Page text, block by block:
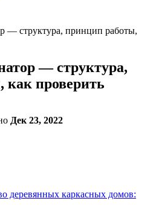
— структура, принцип работы,
— структура,
проверить
Дек 23, 2022
деревянных каркасных домов: